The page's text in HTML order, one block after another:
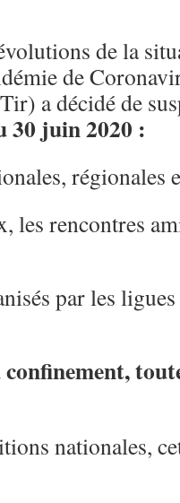
de la
de
a décidé de
30 juin 2020 :
régionales
les rencontres
par les
nationales,